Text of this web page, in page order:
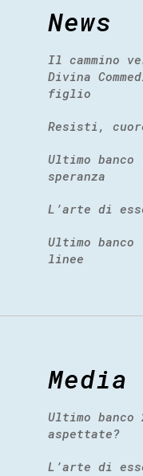
News
Il cammino
Divina
figlio
Resisti,
Ultimo banco
speranza
L’arte di
Ultimo
linee
Media
Ultimo banco
aspettate?
L’arte di